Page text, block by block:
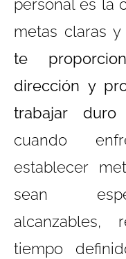
personal es la
metas claras y
te
dirección y
trabajar duro
cuando
establecer
sean
tiempo